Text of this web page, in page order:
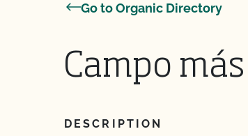
Go to Organic Directory
Campo
DESCRIPTION